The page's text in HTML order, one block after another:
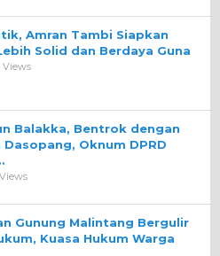
Amran Tambi Siapkan
Solid dan Berdaya Guna
Views
Balakka, Bentrok dengan
Dasopang, Oknum DPRD
Gunung Malintang Bergulir
Kuasa Hukum Warga